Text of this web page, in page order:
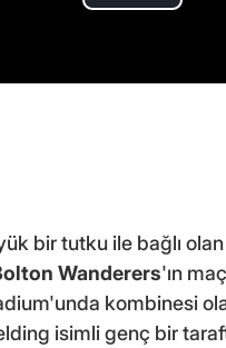
bir tutku ile bağlı olan
Wanderers'ın
kombinesi
isimli genç bir